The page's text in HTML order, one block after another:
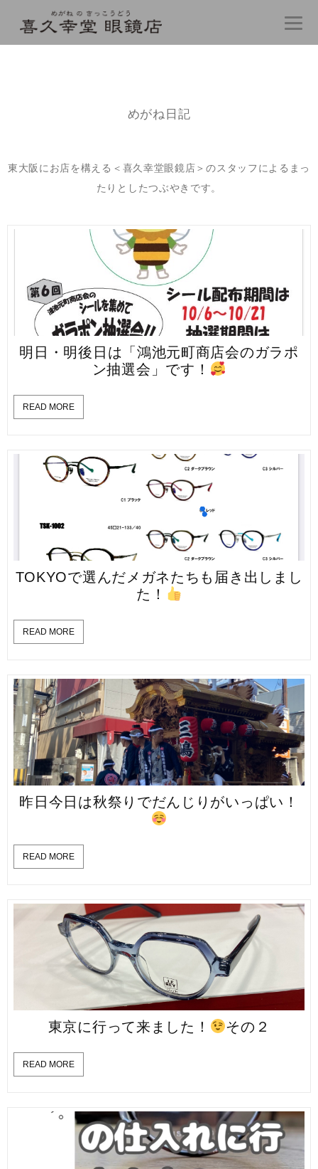
めがね日記
東大阪にお店を構える＜喜久幸堂眼鏡店＞のスタッフによるまっ
たりとしたつぶやきです。
明日・明後日は「鴻池元町商店会のガラポ
ン抽選会」です！
READ MORE
TOKYOで選んだメガネたちも届き出しまし
た！
READ MORE
昨日今日は秋祭りでだんじりがいっぱい！
READ MORE
東京に行って来ました！ その２
READ MORE